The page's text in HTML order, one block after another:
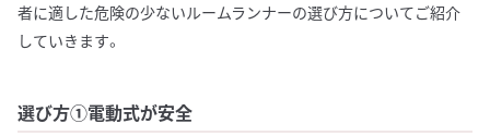
者に適した危険の少ないルームランナーの選び方についてご紹介
していきます。
選び方①電動式が安全